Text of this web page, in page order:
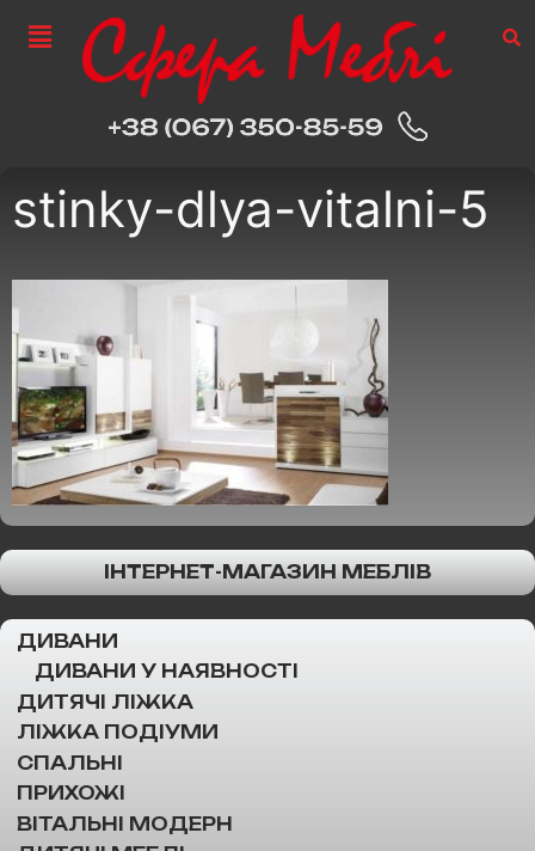
stinky-dlya-vitalni-5
ІНТЕРНЕТ-МАГАЗИН МЕБЛІВ
ДИВАНИ
ДИВАНИ У НАЯВНОСТІ
ДИТЯЧІ ЛІЖКА
ЛІЖКА ПОДІУМИ
СПАЛЬНІ
ПРИХОЖІ
ВІТАЛЬНІ МОДЕРН